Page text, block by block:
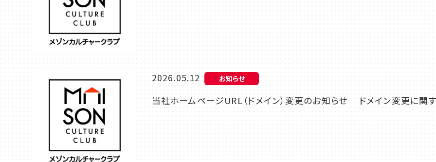
2026.05.12 お知らせ
当社ホームページURL（ドメイン）変更のお知らせ ドメイン変更に関